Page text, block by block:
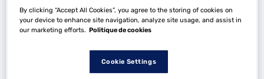
16.95
km
95190 GOUSSAINVILLE
Fermé actuellement
Voir plus
By clicking “Accept All Cookies”, you agree to the storing of cookies on
your device to enhance site navigation, analyze site usage, and assist in
our marketing efforts. Politique de cookies
Cookie Settings